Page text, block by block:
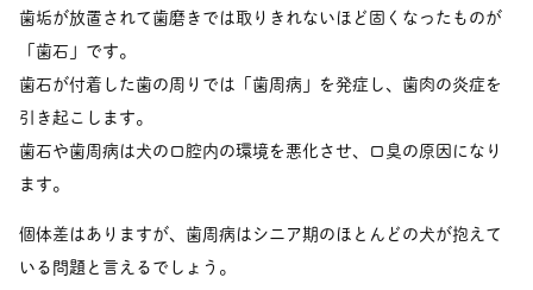
歯垢が放置されて歯磨きでは取りきれないほど固くなったものが
「歯石」です。
歯石が付着した歯の周りでは「歯周病」を発症し、歯肉の炎症を
引き起こします。
歯石や歯周病は犬の口腔内の環境を悪化させ、口臭の原因になり
ます。
個体差はありますが、歯周病はシニア期のほとんどの犬が抱えて
いる問題と言えるでしょう。